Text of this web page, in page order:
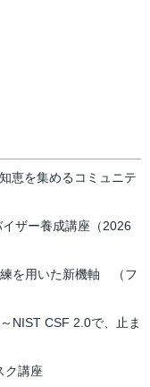
恵を集めるコミュニテ
ザー養成講座（2026
練を用いた新機軸 （フ
NIST CSF 2.0で、止ま
ク講座